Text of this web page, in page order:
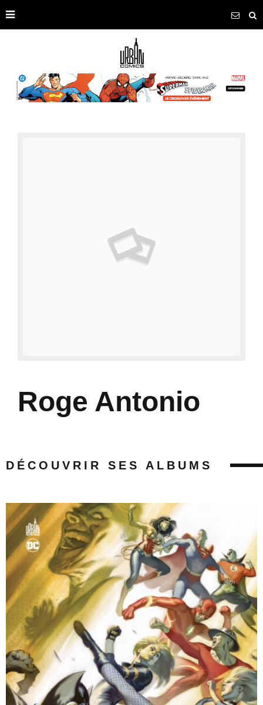
Roge Antonio
DÉCOUVRIR SES ALBUMS